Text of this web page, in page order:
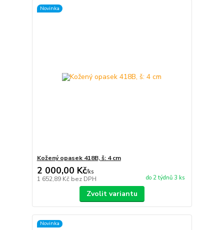
Novinka
Kožený opasek 418B, š: 4 cm
2 000,00 Kč/ks
1 652,89 Kč bez DPH do 2 týdnů 3 ks
Zvolit variantu
Novinka